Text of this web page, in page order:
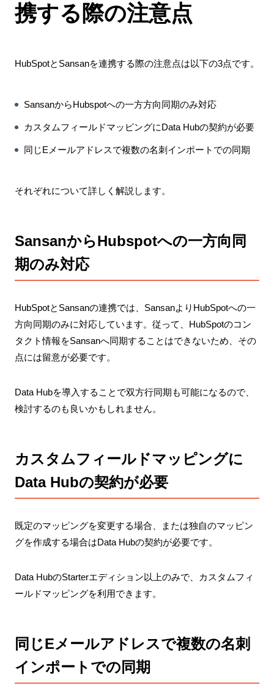
携する際の注意点
HubSpotとSansanを連携する際の注意点は以下の3点です。
SansanからHubspotへの一方方向同期のみ対応
カスタムフィールドマッピングにData Hubの契約が必要
同じEメールアドレスで複数の名刺インポートでの同期
それぞれについて詳しく解説します。
SansanからHubspotへの一方向同
期のみ対応
HubSpotとSansanの連携では、SansanよりHubSpotへの一
方向同期のみに対応しています。従って、HubSpotのコン
タクト情報をSansanへ同期することはできないため、その
点には留意が必要です。
Data Hubを導入することで双方行同期も可能になるので、
検討するのも良いかもしれません。
カスタムフィールドマッピングに
Data Hubの契約が必要
既定のマッピングを変更する場合、または独自のマッピン
グを作成する場合はData Hubの契約が必要です。
Data HubのStarterエディション以上のみで、カスタムフィ
ールドマッピングを利用できます。
同じEメールアドレスで複数の名刺
インポートでの同期